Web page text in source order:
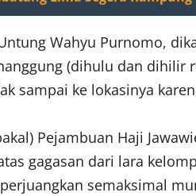
Wahyu Purnomo,
(dihulu dan dihilir
sampai ke lokasinya
Pejambuan Haji
gagasan dari lara
semaksimal